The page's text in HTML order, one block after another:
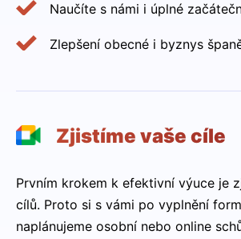
Naučíte s námi i úplné
Zlepšení obecné i byznys
Zjistíme vaše cíle
Prvním krokem k efektivní výuce je
cílů. Proto si s vámi po vyplnění
naplánujeme osobní nebo online